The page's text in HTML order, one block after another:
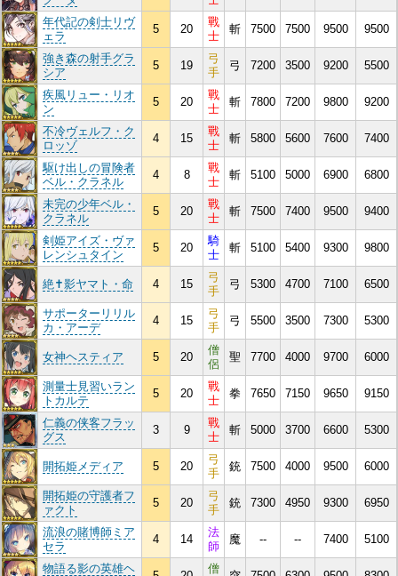
年代記の剣士リヴ
ェラ
5 20
戰
士
斬 7500 7500 9500 9500
強き森の射手グラ
シア
5 19
弓
手
弓 7200 3500 9200 5500
疾風リュー・リオ
ン
5 20
戰
士
斬 7800 7200 9800 9200
不冷ヴェルフ・ク
ロッゾ
4 15
戰
士
斬 5800 5600 7600 7400
駆け出しの冒険者
ベル・クラネル
4 8
戰
士
斬 5100 5000 6900 6800
未完の少年ベル・
クラネル
5 20
戰
士
斬 7500 7400 9500 9400
剣姫アイズ・ヴァ
レンシュタイン
5 20
騎
士
斬 5100 5400 9300 9800
絶✝影ヤマト・命 4 15
弓
手
弓 5300 4700 7100 6500
サポーターリリル
カ・アーデ
4 15
弓
手
弓 5500 3500 7300 5300
女神ヘスティア 5 20
僧
侶
聖 7700 4000 9700 6000
測量士見習いラン
トカルテ
5 20
戰
士
拳 7650 7150 9650 9150
仁義の侠客フラッ
グス
3 9
戰
士
斬 5000 3700 6600 5300
開拓姫メディア 5 20
弓
手
銃 7500 4000 9500 6000
開拓姫の守護者フ
ァクト
5 20
弓
手
銃 7300 4950 9300 6950
流浪の賭博師ミア
セラ
4 14
法
師
魔 -- -- 7400 5100
物語る影の英雄ヘ
僧